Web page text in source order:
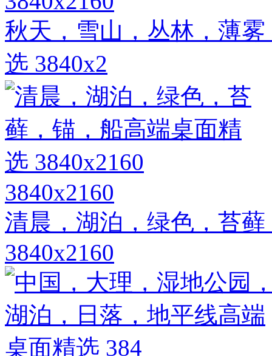
秋天，雪山，丛林，薄
选 3840x2
3840x2160
清晨，湖泊，绿色，苔
3840x2160